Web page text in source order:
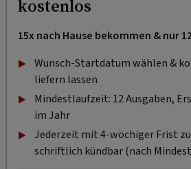
kostenlos
15x nach Hause bekommen & nur
Wunsch-Startdatum wählen &
liefern lassen
Mindestlaufzeit: 12 Ausgaben,
im Jahr
Jederzeit mit 4-wöchiger Frist
schriftlich kündbar (nach